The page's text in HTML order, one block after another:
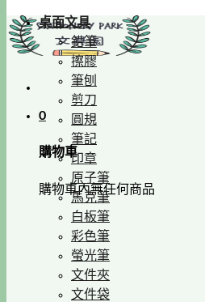
0
購物車
購物車內無任何商品
桌面文具
鉛筆
擦膠
筆刨
剪刀
圓規
筆記
印章
原子筆
馬克筆
白板筆
彩色筆
螢光筆
文件夾
文件袋